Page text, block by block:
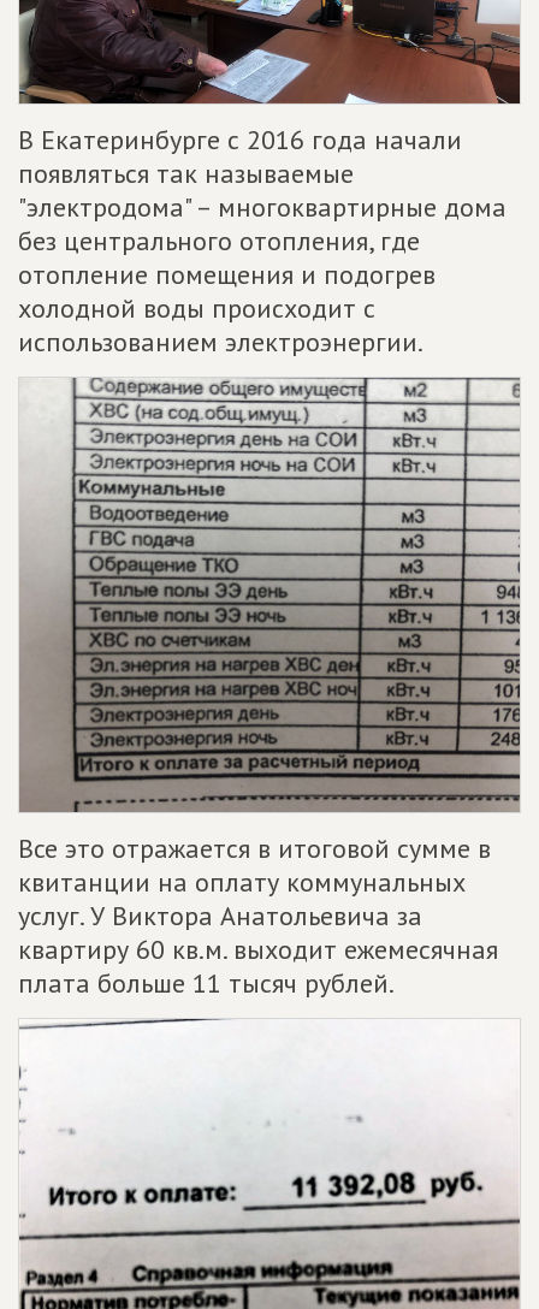
В Екатеринбурге с 2016 года начали
появляться так называемые
"электродома" – многоквартирные дома
без центрального отопления, где
отопление помещения и подогрев
холодной воды происходит с
использованием электроэнергии.
Все это отражается в итоговой сумме в
квитанции на оплату коммунальных
услуг. У Виктора Анатольевича за
квартиру 60 кв.м. выходит ежемесячная
плата больше 11 тысяч рублей.